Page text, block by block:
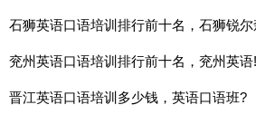
石狮英语口语培训排行前十名，石狮锐
兖州英语口语培训排行前十名，兖州英语!
晋江英语口语培训多少钱，英语口语班?